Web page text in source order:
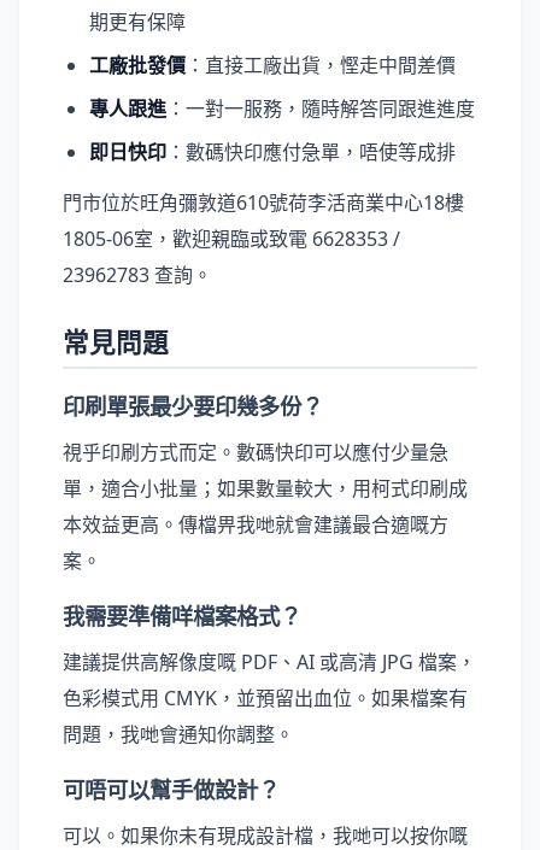
期更有保障
工廠批發價 ：直接工廠出貨，慳走中間差價
專人跟進 ：一對一服務，隨時解答同跟進進度
即日快印 ：數碼快印應付急單，唔使等成排
門市位於旺角彌敦道610號荷李活商業中心18樓
1805-06室，歡迎親臨或致電 6628353 /
23962783 查詢。
常見問題
印刷單張最少要印幾多份？
視乎印刷方式而定。數碼快印可以應付少量急
單，適合小批量；如果數量較大，用柯式印刷成
本效益更高。傳檔畀我哋就會建議最合適嘅方
案。
我需要準備咩檔案格式？
建議提供高解像度嘅 PDF、AI 或高清 JPG 檔案，
色彩模式用 CMYK，並預留出血位。如果檔案有
問題，我哋會通知你調整。
可唔可以幫手做設計？
可以。如果你未有現成設計檔，我哋可以按你嘅